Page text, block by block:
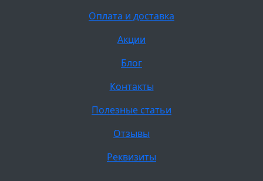
Оплата и доставка
Акции
Блог
Контакты
Полезные статьи
Отзывы
Реквизиты